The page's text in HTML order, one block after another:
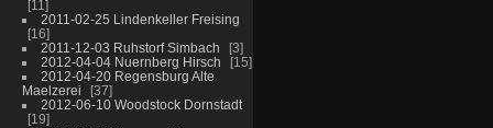
11
2011-02-25 Lindenkeller Freising
16
2011-12-03 Ruhstorf Simbach
3
2012-04-04 Nuernberg Hirsch
15
2012-04-20 Regensburg Alte
Maelzerei
37
2012-06-10 Woodstock Dornstadt
19